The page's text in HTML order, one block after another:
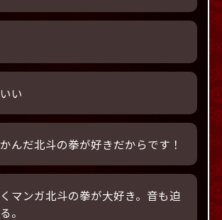
い
んだ北斗の拳が好きだからです！
マンガ北斗の拳が大好き。音も迫
。